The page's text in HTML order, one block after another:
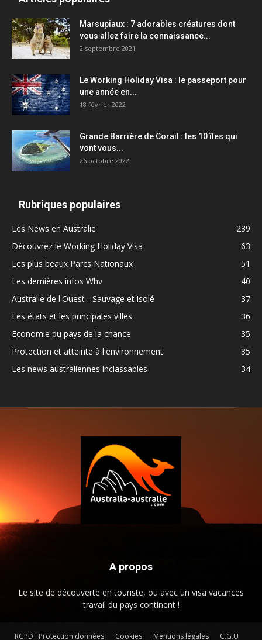
Marsupiaux : 7 adorables créatures dont
vous allez faire la connaissance...
2 septembre 2021
Le Working Holiday Visa : le passeport pour
une année en...
18 février 2022
Grande Barrière de Corail : les 10 îles qui
vont vous...
26 octobre 2022
Rubriques populaires
Les News en Australie
239
Découvrez le Working Holiday Visa
63
Les plus beaux Parcs Nationaux
51
Les dernières infos Whv
40
Australie de l'Ouest - Sauvage et isolé
37
Les états et les principales villes
36
Economie du pays de la chance
35
Protection et atteinte à l'environnement
35
Les news australiennes inclassables
34
A propos
Le site de découverte en touriste, ou avec un visa vacances
travail du pays continent !
RGPD : Protection données Cookies Mentions légales C.G.U